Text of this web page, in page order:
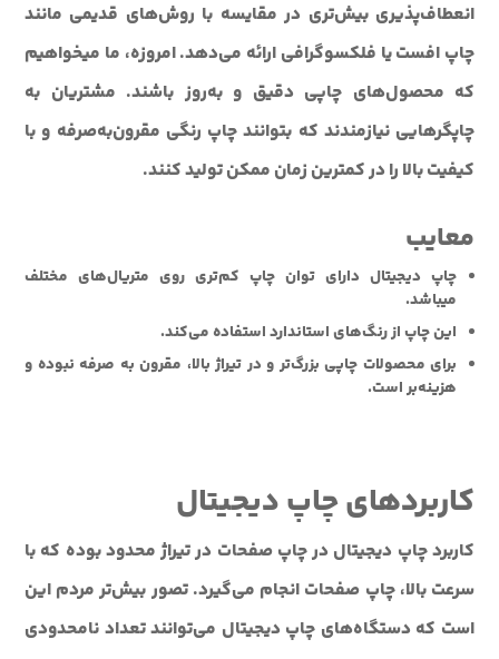
انعطاف‌پذیری بیش‌تری در مقایسه با روش‌های قدیمی مانند
چاپ افست یا فلکسوگرافی ارائه می‌دهد. امروزه، ما می‎خواهیم
که محصول‌های چاپی دقیق و به‌روز باشند. مشتریان به
چاپگرهایی نیازمندند که بتوانند چاپ رنگی مقرون‌به‌صرفه و با
کیفیت بالا را در کم‎ترین زمان ممکن تولید کنند.
معایب
چاپ دیجیتال دارای توان چاپ کم‌تری روی متریال‌های مختلف
می‎باشد.
این چاپ از رنگ‌های استاندارد استفاده می‌کند.
برای محصولات چاپی بزرگ‌تر و در تیراژ بالا، مقرون به صرفه نبوده و
هزینه‌بر است.
کاربردهای چاپ دیجیتال
کاربرد چاپ دیجیتال در چاپ صفحات در تیراژ محدود بوده که با
سرعت بالا، چاپ صفحات انجام می‌گیرد. تصور بیش‌تر مردم این
است که دستگاه‌های چاپ دیجیتال می‌توانند تعداد نامحدودی